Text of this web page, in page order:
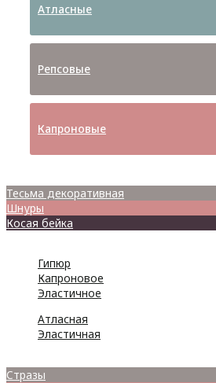
Атласные
Репсовые
Капроновые
Тесьма декоративная
Шнуры
Косая бейка
Гипюр
Капроновое
Эластичное
Атласная
Эластичная
Стразы